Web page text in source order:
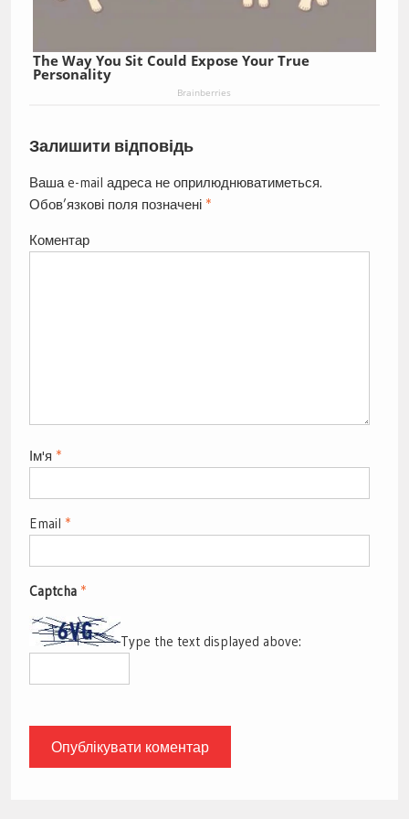
The Way You Sit Could Expose Your True
Personality
Brainberries
Залишити відповідь
Ваша e-mail адреса не оприлюднюватиметься.
Обов’язкові поля позначені *
Коментар
Ім'я *
Email *
Captcha *
Type the text displayed above: